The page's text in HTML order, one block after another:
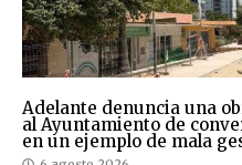
Adelante denuncia una
al Ayuntamiento de
en un ejemplo de mala